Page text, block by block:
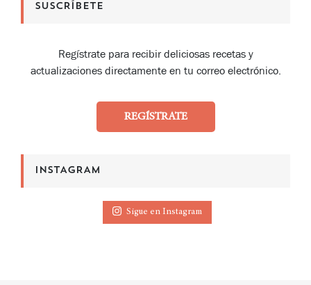
SUSCRÍBETE
Regístrate para recibir deliciosas recetas y
actualizaciones directamente en tu correo electrónico.
REGÍSTRATE
INSTAGRAM
Sigue en Instagram